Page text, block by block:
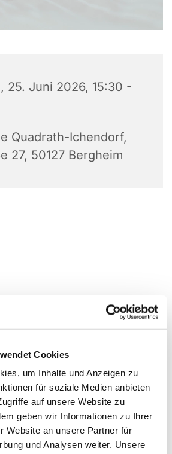
Cookies
um Inhalte und Anzeigen zu
für soziale Medien anbieten
auf unsere Website zu
geben wir Informationen zu Ihrer
Website an unsere Partner für
und Analysen weiter. Unsere
25. Juni 2026, 15:30 -
Quadrath-Ichendorf,
27, 50127 Bergheim